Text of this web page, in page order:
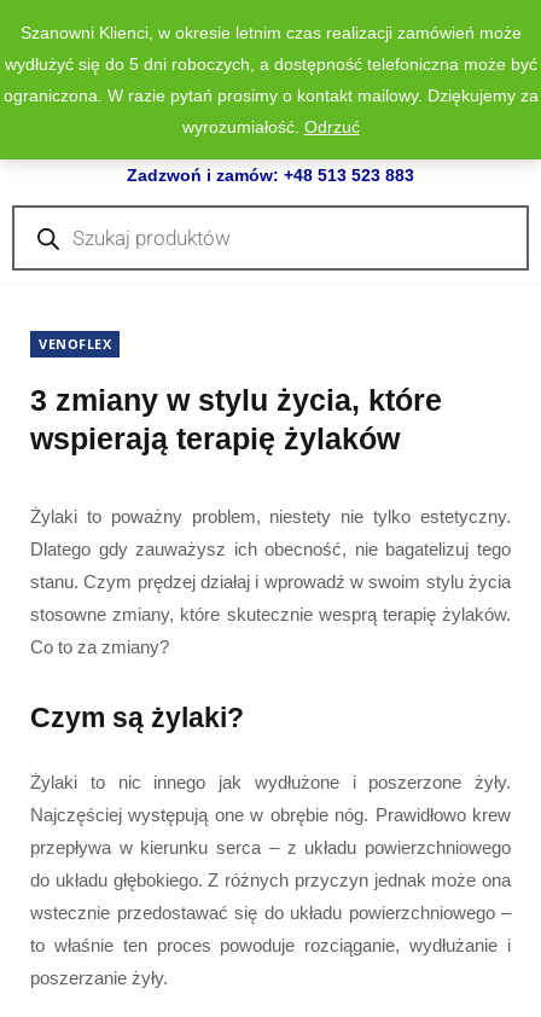
Zadzwoń i zamów: +48 513 523 883
Wyszukiwarka
produktów
VENOFLEX
3 zmiany w stylu życia, które
wspierają terapię żylaków
Żylaki to poważny problem, niestety nie tylko estetyczny.
Dlatego gdy zauważysz ich obecność, nie bagatelizuj tego
stanu. Czym prędzej działaj i wprowadź w swoim stylu życia
stosowne zmiany, które skutecznie wesprą terapię żylaków.
Co to za zmiany?
Czym są żylaki?
Żylaki to nic innego jak wydłużone i poszerzone żyły.
Najczęściej występują one w obrębie nóg. Prawidłowo krew
przepływa w kierunku serca – z układu powierzchniowego
do układu głębokiego. Z różnych przyczyn jednak może ona
wstecznie przedostawać się do układu powierzchniowego –
to właśnie ten proces powoduje rozciąganie, wydłużanie i
poszerzanie żyły.
Szanowni Klienci, w okresie letnim czas realizacji zamówień może
wydłużyć się do 5 dni roboczych, a dostępność telefoniczna może być
ograniczona. W razie pytań prosimy o kontakt mailowy. Dziękujemy za
wyrozumiałość. Odrzuć